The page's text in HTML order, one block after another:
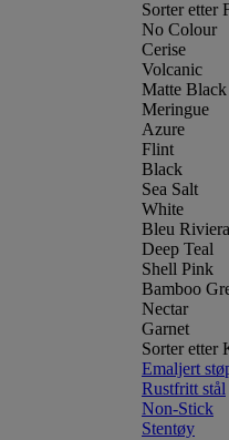
Sorter etter
No Colour
Cerise
Volcanic
Matte Black
Meringue
Azure
Flint
Black
Sea Salt
White
Bleu Riviera
Deep Teal
Shell Pink
Bamboo
Nectar
Garnet
Sorter etter
Emaljert
Rustfritt stål
Non-Stick
Stentøy